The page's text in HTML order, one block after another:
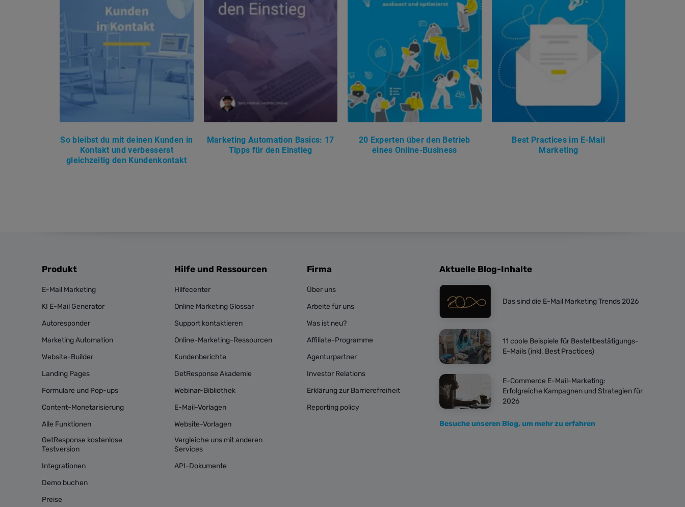
So bleibst du mit deinen Kunden in
Kontakt und verbesserst
gleichzeitig den Kundenkontakt
Marketing Automation Basics: 17
Tipps für den Einstieg
20 Experten über den Betrieb
eines Online-Business
Best Practices im E-Mail
Marketing
Produkt
E-Mail Marketing
KI E-Mail Generator
Autoresponder
Marketing Automation
Website-Builder
Landing Pages
Formulare und Pop-ups
Content-Monetarisierung
Alle Funktionen
GetResponse kostenlose
Testversion
Integrationen
Demo buchen
Preise
Hilfe und Ressourcen
Hilfecenter
Online Marketing Glossar
Support kontaktieren
Online-Marketing-Ressourcen
Kundenberichte
GetResponse Akademie
Webinar-Bibliothek
E-Mail-Vorlagen
Website-Vorlagen
Vergleiche uns mit anderen
Services
API-Dokumente
Firma
Über uns
Arbeite für uns
Was ist neu?
Affiliate-Programme
Agenturpartner
Investor Relations
Erklärung zur Barrierefreiheit
Reporting policy
Aktuelle Blog-Inhalte
Das sind die E-Mail Marketing Trends 2026
11 coole Beispiele für Bestellbestätigungs-
E-Mails (inkl. Best Practices)
E-Commerce E-Mail-Marketing:
Erfolgreiche Kampagnen und Strategien für
2026
Besuche unseren Blog, um mehr zu erfahren